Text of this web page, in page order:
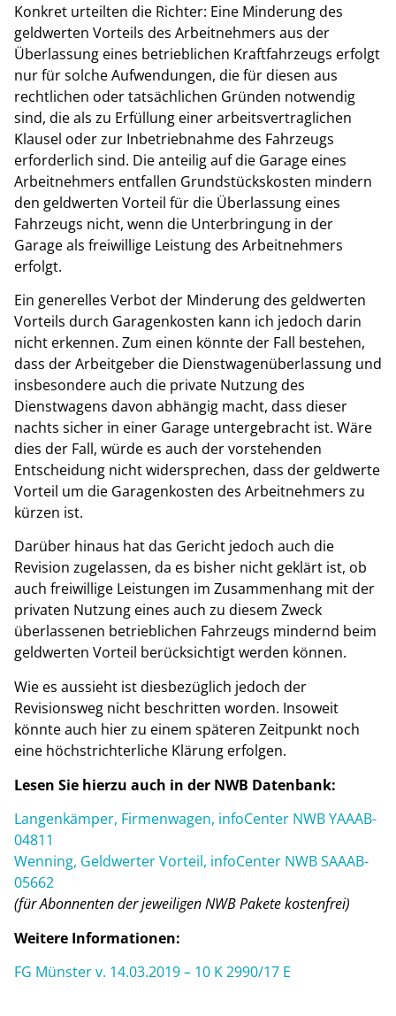
Konkret urteilten die Richter: Eine Minderung des
geldwerten Vorteils des Arbeitnehmers aus der
Überlassung eines betrieblichen Kraftfahrzeugs erfolgt
nur für solche Aufwendungen, die für diesen aus
rechtlichen oder tatsächlichen Gründen notwendig
sind, die als zu Erfüllung einer arbeitsvertraglichen
Klausel oder zur Inbetriebnahme des Fahrzeugs
erforderlich sind. Die anteilig auf die Garage eines
Arbeitnehmers entfallen Grundstückskosten mindern
den geldwerten Vorteil für die Überlassung eines
Fahrzeugs nicht, wenn die Unterbringung in der
Garage als freiwillige Leistung des Arbeitnehmers
erfolgt.
Ein generelles Verbot der Minderung des geldwerten
Vorteils durch Garagenkosten kann ich jedoch darin
nicht erkennen. Zum einen könnte der Fall bestehen,
dass der Arbeitgeber die Dienstwagenüberlassung und
insbesondere auch die private Nutzung des
Dienstwagens davon abhängig macht, dass dieser
nachts sicher in einer Garage untergebracht ist. Wäre
dies der Fall, würde es auch der vorstehenden
Entscheidung nicht widersprechen, dass der geldwerte
Vorteil um die Garagenkosten des Arbeitnehmers zu
kürzen ist.
Darüber hinaus hat das Gericht jedoch auch die
Revision zugelassen, da es bisher nicht geklärt ist, ob
auch freiwillige Leistungen im Zusammenhang mit der
privaten Nutzung eines auch zu diesem Zweck
überlassenen betrieblichen Fahrzeugs mindernd beim
geldwerten Vorteil berücksichtigt werden können.
Wie es aussieht ist diesbezüglich jedoch der
Revisionsweg nicht beschritten worden. Insoweit
könnte auch hier zu einem späteren Zeitpunkt noch
eine höchstrichterliche Klärung erfolgen.
Lesen Sie hierzu auch in der NWB Datenbank:
Langenkämper, Firmenwagen, infoCenter NWB YAAAB-
04811
Wenning, Geldwerter Vorteil, infoCenter NWB SAAAB-
05662
(für Abonnenten der jeweiligen NWB Pakete kostenfrei)
Weitere Informationen:
FG Münster v. 14.03.2019 – 10 K 2990/17 E